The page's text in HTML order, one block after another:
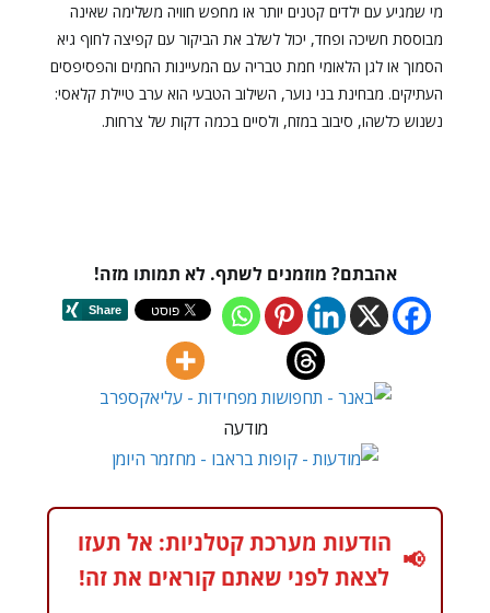
מי שמגיע עם ילדים קטנים יותר או מחפש חוויה משלימה שאינה
מבוססת חשיכה ופחד, יכול לשלב את הביקור עם קפיצה לחוף גיא
הסמוך או לגן הלאומי חמת טבריה עם המעיינות החמים והפסיפסים
העתיקים. מבחינת בני נוער, השילוב הטבעי הוא ערב טיילת קלאסי:
נשנוש כלשהו, סיבוב במזח, ולסיים בכמה דקות של צרחות.
אהבתם? מוזמנים לשתף. לא תמותו מזה!
מודעה
📢
הודעות מערכת קטלניות: אל תעזו
לצאת לפני שאתם קוראים את זה!